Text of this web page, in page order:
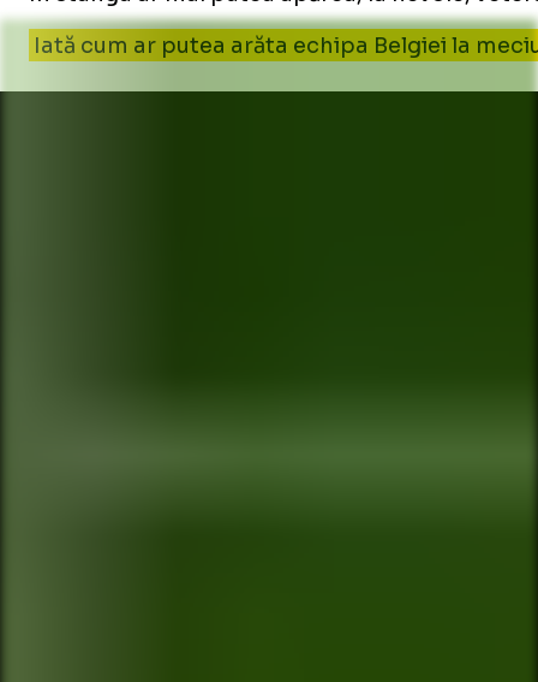
Iată cum ar putea arăta echipa Belgiei la